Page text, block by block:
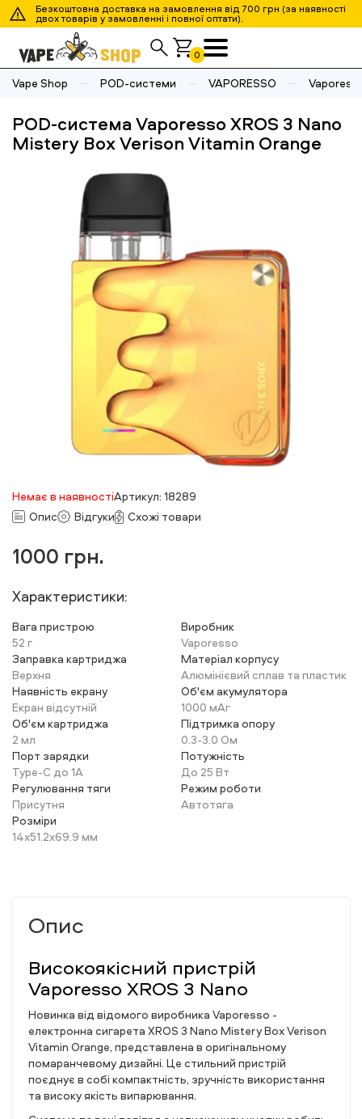
Безкоштовна доставка на замовлення від 700 грн (за наявності
двох товарів у замовленні і повної оптати).
0
Vape Shop POD-системи VAPORESSO
POD-система Vaporesso XROS 3 Nano
Mistery Box Verison Vitamin Orange
Немає в наявностіАртикул: 18289
Опис
Відгуки Схожі товари
1000 грн.
Характеристики:
Вага пристрою
52 г
Виробник
Vaporesso
Заправка картриджа
Верхня
Матеріал корпусу
Алюмінієвий сплав та пластик
Наявність екрану
Екран відсутній
Об'єм акумулятора
1000 мАг
Об'єм картриджа
2 мл
Підтримка опору
0.3-3.0 Ом
Порт зарядки
Type-C до 1А
Потужність
До 25 Вт
Регулювання тяги
Присутня
Режим роботи
Автотяга
Розміри
14x51.2x69.9 мм
Опис
Високоякісний пристрій
Vaporesso XROS 3 Nano
Новинка від відомого виробника Vaporesso -
електронна сигарета XROS 3 Nano Mistery Box Verison
Vitamin Orange, представлена в оригінальному
помаранчевому дизайні. Це стильний пристрій
поєднує в собі компактність, зручність використання
та високу якість випарювання.